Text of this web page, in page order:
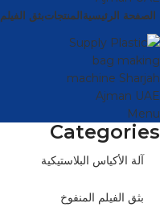
الصفحة الرئيسيةالمنتجاتبثق
Menu
Categories
آلة الأكياس البلاستيكية
بثق الفيلم المنفوخ